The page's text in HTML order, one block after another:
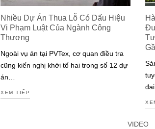
Nhiều Dự Án Thua Lỗ Có Dấu Hiệu
Vi Phạm Luật Của Ngành Công
Thương
Ngoài vụ án tại PVTex, cơ quan điều tra
cũng kiến nghị khởi tố hai trong số 12 dự
án…
XEM TIẾP
VIDEO